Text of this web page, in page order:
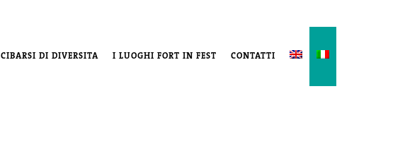
CIBARSI DI DIVERSITA I LUOGHI FORT IN FEST CONTATTI